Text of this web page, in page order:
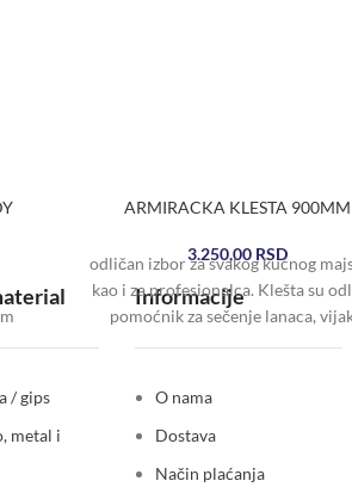
ARMIRACKA KLESTA 900MM
3.250,00 RSD
odličan izbor za svakog kućnog
kao i za profesionalca. Klešta su
pomoćnik za sečenje lanaca,
/ gips
metal i
Informacije
O nama
Dostava
Način plaćanja